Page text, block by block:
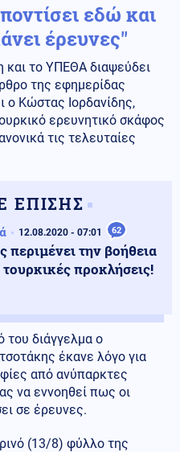
εδώ και
έρευνες''
και το ΥΠΕΘΑ διαψεύδει
της εφημερίδας
ο Κώστας Ιορδανίδης,
ερευνητικό σκάφος
τις τελευταίες
ΕΠΙΣΗΣ
12.08.2020 - 07:01 62
την βοήθεια
τουρκικές προκλήσεις!
του διάγγελμα ο
έκανε λόγο για
από ανύπαρκτες
να εννοηθεί πως οι
σε έρευνες.
(13/8) φύλλο της